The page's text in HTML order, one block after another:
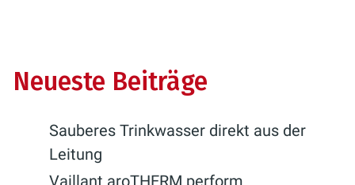
Neueste Beiträge
Sauberes Trinkwasser direkt aus der
Leitung
Vaillant aroTHERM perform